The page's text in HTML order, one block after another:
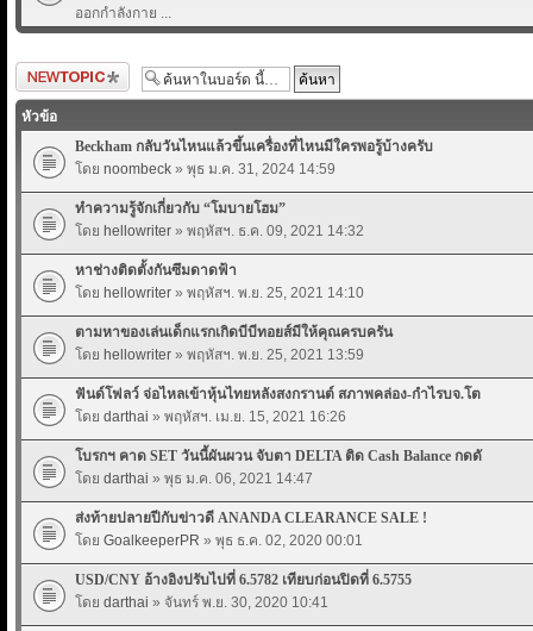
ออกกำลังกาย ...
ตั้งกระทู้ใหม่
หัวข้อ
Beckham กลับวันไหนแล้วขึ้นเครื่องที่ไหนมีใครพอรู้บ้างครับ
โดย noombeck » พุธ ม.ค. 31, 2024 14:59
ทำความรู้จักเกี่ยวกับ “โมบายโฮม”
โดย hellowriter » พฤหัสฯ. ธ.ค. 09, 2021 14:32
หาช่างติดตั้งกันซึมดาดฟ้า
โดย hellowriter » พฤหัสฯ. พ.ย. 25, 2021 14:10
ตามหาของเล่นเด็กแรกเกิดบีบีทอยส์มีให้คุณครบครัน
โดย hellowriter » พฤหัสฯ. พ.ย. 25, 2021 13:59
ฟันด์โฟลว์ จ่อไหลเข้าหุ้นไทยหลังสงกรานต์ สภาพคล่อง-กำไรบจ.โต
โดย darthai » พฤหัสฯ. เม.ย. 15, 2021 16:26
โบรกฯ คาด SET วันนี้ผันผวน จับตา DELTA ติด Cash Balance กดดั
โดย darthai » พุธ ม.ค. 06, 2021 14:47
ส่งท้ายปลายปีกับข่าวดี ANANDA CLEARANCE SALE !
โดย GoalkeeperPR » พุธ ธ.ค. 02, 2020 00:01
USD/CNY อ้างอิงปรับไปที่ 6.5782 เทียบก่อนปิดที่ 6.5755
โดย darthai » จันทร์ พ.ย. 30, 2020 10:41